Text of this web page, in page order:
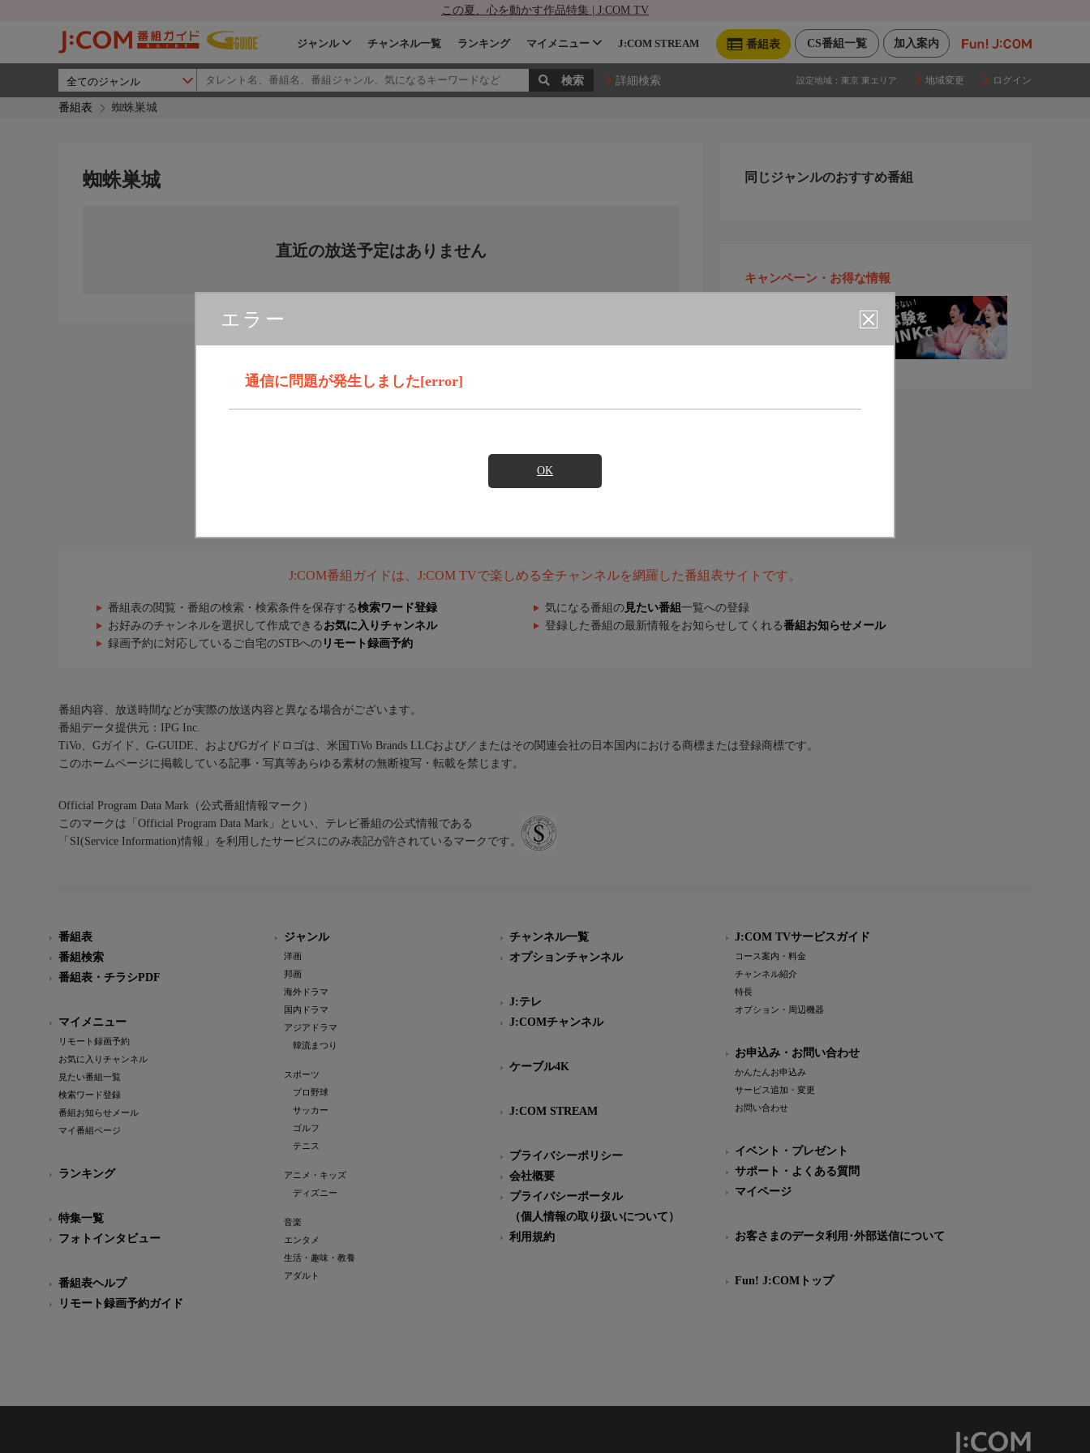
この夏、心を動かす作品特集 | J:COM TV
加入案内
CS番組一覧
番組表
ジャンル チャンネル一覧 ランキング マイメニュー J:COM STREAM
詳細検索 設定地域： 東京 東エリア 地域変更 ログイン
番組表 蜘蛛巣城
エラー
通信に問題が発生しました[error]
OK
蜘蛛巣城
直近の放送予定はありません
同じジャンルのおすすめ番組
キャンペーン・お得な情報
J:COM番組ガイドは、J:COM TVで楽しめる全チャンネルを網羅した番組表サイトです。
番組表の閲覧・番組の検索・検索条件を保存する検索ワード登録 気になる番組の 見たい番組 一覧への登録
お好みのチャンネルを選択して作成できる お気に入りチャンネル 登録した番組の最新情報をお知らせしてくれる番組お知らせメール
録画予約に対応しているご自宅のSTBへの リモート録画予約
番組内容、放送時間などが実際の放送内容と異なる場合がございます。
番組データ提供元：IPG Inc.
TiVo、Gガイド、G-GUIDE、およびGガイドロゴは、米国TiVo Brands LLCおよび／またはその関連会社の日本国内における商標または登録商標です。
このホームページに掲載している記事・写真等あらゆる素材の無断複写・転載を禁じます。
Official Program Data Mark（公式番組情報マーク）
このマークは「Official Program Data Mark」といい、テレビ番組の公式情報である
「SI(Service Information)情報」を利用したサービスにのみ表記が許されているマークです。
番組表
番組検索
番組表・チラシPDF
マイメニュー
リモート録画予約
お気に入りチャンネル
見たい番組一覧
検索ワード登録
番組お知らせメール
マイ番組ページ
ランキング
特集一覧
フォトインタビュー
番組表ヘルプ
リモート録画予約ガイド
ジャンル
洋画
邦画
海外ドラマ
国内ドラマ
アジアドラマ
韓流まつり
スポーツ
プロ野球
サッカー
ゴルフ
テニス
アニメ・キッズ
ディズニー
音楽
エンタメ
生活・趣味・教養
アダルト
チャンネル一覧
オプションチャンネル
J:テレ
J:COMチャンネル
ケーブル4K
J:COM STREAM
プライバシーポリシー
会社概要
プライバシーポータル
（個人情報の取り扱いについて）
利用規約
J:COM TVサービスガイド
コース案内・料金
チャンネル紹介
特長
オプション・周辺機器
お申込み・お問い合わせ
かんたんお申込み
サービス追加・変更
お問い合わせ
イベント・プレゼント
サポート・よくある質問
マイページ
お客さまのデータ利用･外部送信について
Fun! J:COMトップ